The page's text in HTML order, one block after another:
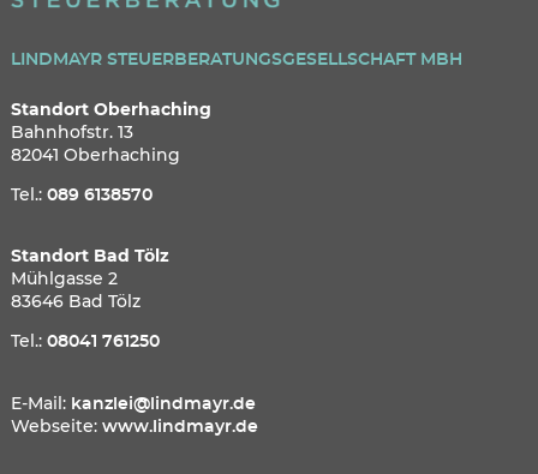
LINDMAYR STEUERBERATUNGSGESELLSCHAFT MBH
Standort Oberhaching
Bahnhofstr. 13
82041 Oberhaching
Tel.: 089 6138570
Standort Bad Tölz
Mühlgasse 2
83646 Bad Tölz
Tel.: 08041 761250
E-Mail: kanzlei@lindmayr.de
Webseite: www.lindmayr.de